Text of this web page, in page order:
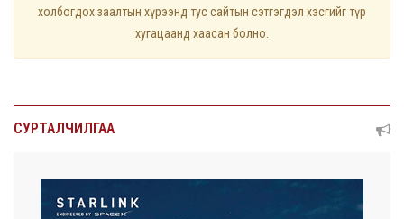
холбогдох заалтын хүрээнд тус сайтын сэтгэгдэл хэсгийг түр
хугацаанд хаасан болно.
СУРТАЛЧИЛГАА